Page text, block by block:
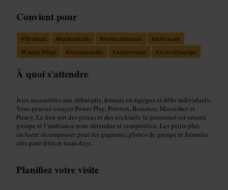
Convient pour
#Tirvirtuel #Baràcocktails #Sortiesentreamis #Afterwork
#CanaryWharf #Jeuxinteractifs #Anniversaire #Activitédequipe
À quoi s'attendre
Jeux accessibles aux débutants, formats en équipes et défis individuels.
Vous pouvez essayer Power Play, Peloton, Bonanza, Moonshot et
Piracy. Le lieu sert des pizzas et des cocktails, le personnel est orienté
groupe et l’ambiance reste détendue et compétitive. Les petits plus
incluent récompenses pour les gagnants, photos de groupe et formules
clés pour fêtes et team days.
Planifiez votre visite